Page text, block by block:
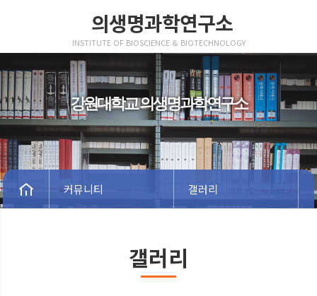
의생명과학연구소
INSTITUTE OF BIOSCIENCE & BIOTECHNOLOGY
강원대학교 의생명과학연구소
커뮤니티 갤러리
갤러리